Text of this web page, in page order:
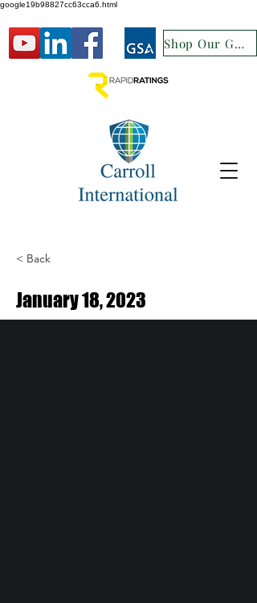
google19b98827cc63cca6.html
Shop Our GSA
< Back
January 18, 2023